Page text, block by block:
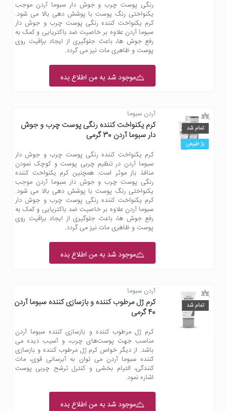
رنگی پوست چرب و جوش دار سبوما آردن موجب
یکنواختی رنگ پوست با پوشش دهی بالا می شود.
کرم یکنواخت کننده رنگی پوست چرب و جوش دار
سبوما آردن علاوه بر خاصیت ضد باکتریایی و کمک به
رفع جوش ها، باعث جلوگیری از ایجاد براقیت روی
پوست و ظاهری مات نیز می گردد.
موجود شد به من اطلاع بده
تمام شد
بژ طبیعی
آردن سبوما
کرم یکنواخت کننده رنگی پوست چرب و جوش
دار سبوما آردن 30 گرمی
کرم یکنواخت کننده رنگی پوست چرب و جوش دار
سبوما آردن در تنظیم چربی پوست و کوچک نمودن
منافذ باز موثر است. همچنین کرم یکنواخت کننده
رنگی پوست چرب و جوش دار سبوما آردن موجب
یکنواختی رنگ پوست با پوشش دهی بالا می شود.
کرم یکنواخت کننده رنگی پوست چرب و جوش دار
سبوما آردن علاوه بر خاصیت ضد باکتریایی و کمک به
رفع جوش ها، باعث جلوگیری از ایجاد براقیت روی
پوست و ظاهری مات نیز می گردد.
موجود شد به من اطلاع بده
تمام شد
آردن سبوما
کرم ژل مرطوب کننده و بازسازی کننده سبوما آردن
40 گرمی
کرم ژل مرطوب کننده و بازسازی کننده سبوما آردن
مناسب جهت پوست‌های چرب، و آسیب دیده می
باشد. از دیگر خواص کرم ژل مرطوب کننده و بازسازی
کننده سبوما آردن می توان به آبرسانی قوی، مات
کنندگی، التیام بخشی و کنترل ترشح چربی پوست
اشاره نمود.
موجود شد به من اطلاع بده